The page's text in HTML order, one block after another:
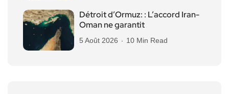
Détroit d’Ormuz: : L’accord Iran-
Oman ne garantit
5 Août 2026 10 Min Read